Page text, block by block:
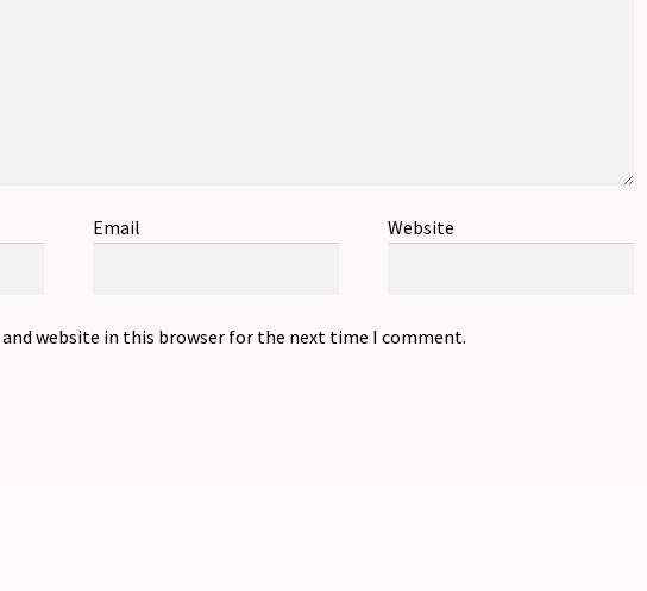
Email Website
and website in this browser for the next time I comment.